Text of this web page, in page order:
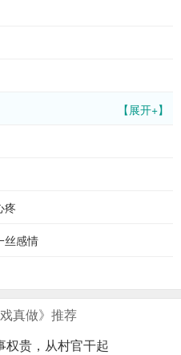
【展开+】
疼
丝感情
真做》推荐
权贵，从村官干起